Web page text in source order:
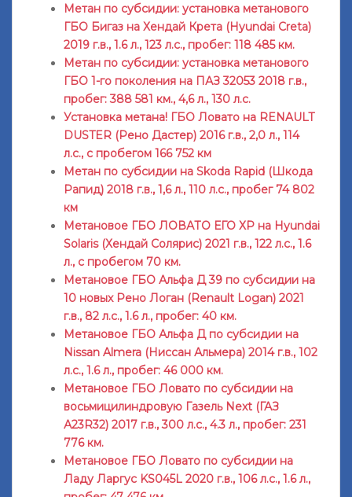
Метан по субсидии: установка метанового
ГБО Бигаз на Хендай Крета (Hyundai Creta)
2019 г.в., 1.6 л., 123 л.с., пробег: 118 485 км.
Метан по субсидии: установка метанового
ГБО 1-го поколения на ПАЗ 32053 2018 г.в.,
пробег: 388 581 км., 4,6 л., 130 л.с.
Установка метана! ГБО Ловато на RENAULT
DUSTER (Рено Дастер) 2016 г.в., 2,0 л., 114
л.с., с пробегом 166 752 км
Метан по субсидии на Skoda Rapid (Шкода
Рапид) 2018 г.в., 1,6 л., 110 л.с., пробег 74 802
км
Метановое ГБО ЛОВАТО ЕГО ХР на Hyundai
Solaris (Хендай Солярис) 2021 г.в., 122 л.с., 1.6
л., с пробегом 70 км.
Метановое ГБО Альфа Д 39 по субсидии на
10 новых Рено Логан (Renault Logan) 2021
г.в., 82 л.с., 1.6 л., пробег: 40 км.
Метановое ГБО Альфа Д по субсидии на
Nissan Almera (Ниссан Альмера) 2014 г.в., 102
л.с., 1.6 л., пробег: 46 000 км.
Метановое ГБО Ловато по субсидии на
восьмицилиндровую Газель Next (ГАЗ
А23R32) 2017 г.в., 300 л.с., 4.3 л., пробег: 231
776 км.
Метановое ГБО Ловато по субсидии на
Ладу Ларгус KS045L 2020 г.в., 106 л.с., 1.6 л.,